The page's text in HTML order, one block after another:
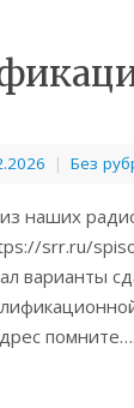
| Без
наших
srr.ru/
варианты